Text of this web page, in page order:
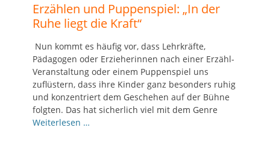
Erzählen und Puppenspiel: „In der
Ruhe liegt die Kraft“
Nun kommt es häufig vor, dass Lehrkräfte,
Pädagogen oder Erzieherinnen nach einer Erzähl-
Veranstaltung oder einem Puppenspiel uns
zuflüstern, dass ihre Kinder ganz besonders ruhig
und konzentriert dem Geschehen auf der Bühne
folgten. Das hat sicherlich viel mit dem Genre
Weiterlesen …